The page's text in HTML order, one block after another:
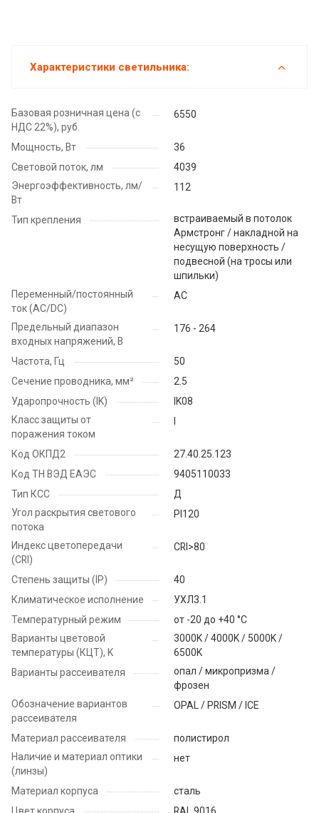
Характеристики светильника:
Базовая розничная цена (с
НДС 22%), руб.
6550
Мощность, Вт
36
Световой поток, лм
4039
Энергоэффективность, лм/
Вт
112
Тип крепления
встраиваемый в потолок
Армстронг / накладной на
несущую поверхность /
подвесной (на тросы или
шпильки)
Переменный/постоянный
ток (AC/DC)
AC
Предельный диапазон
входных напряжений, В
176 - 264
Частота, Гц
50
Сечение проводника, мм²
2.5
Ударопрочность (IK)
IK08
Класс защиты от
поражения током
Код ОКПД2
27.40.25.123
Код ТН ВЭД ЕАЭС
9405110033
Тип КСС
Д
Угол раскрытия светового
потока
PI120
Индекс цветопередачи
(CRI)
CRI>80
Степень защиты (IP)
40
Климатическое исполнение
УХЛ3.1
Температурный режим
от -20 до +40 °C
Варианты цветовой
температуры (КЦТ), K
3000K / 4000K / 5000K /
6500K
Варианты рассеивателя
опал / микропризма /
фрозен
Обозначение вариантов
рассеивателя
OPAL / PRISM / ICE
Материал рассеивателя
полистирол
Наличие и материал оптики
(линзы)
нет
Материал корпуса
сталь